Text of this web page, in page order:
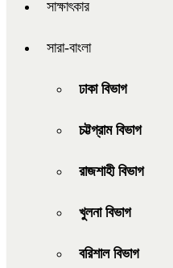
সাক্ষাৎকার
সারা-বাংলা
ঢাকা বিভাগ
চট্টগ্রাম বিভাগ
রাজশাহী বিভাগ
খুলনা বিভাগ
বরিশাল বিভাগ